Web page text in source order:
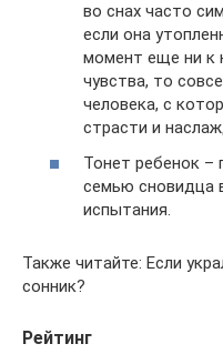
во снах часто
если она
момент еще ни к
чувства, то
человека, с
страсти и
Тонет ребенок –
семью сновидца
испытания.
Также читайте: Если
сонник?
Рейтинг